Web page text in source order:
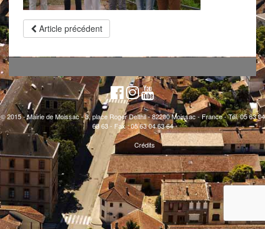
Article précédent
© 2015 - Mairie de Moissac - 3, place Roger Delthil - 82200 Moissac - France - Tél. 05 63 04
63 63 - Fax : 05 63 04 63 64
Crédits